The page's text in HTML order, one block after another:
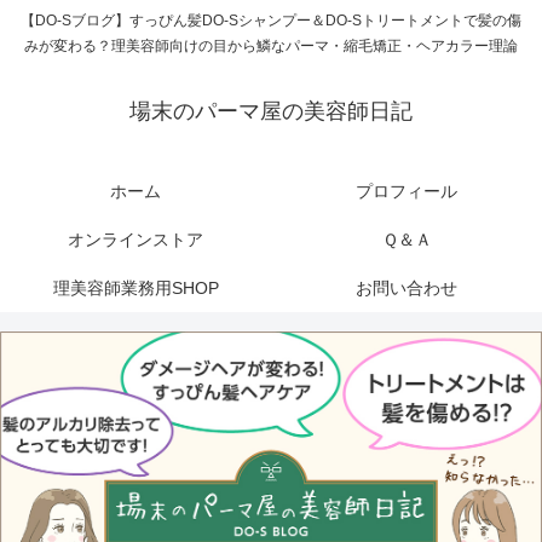
【DO-Sブログ】すっぴん髪DO-Sシャンプー＆DO-Sトリートメントで髪の傷
みが変わる？理美容師向けの目から鱗なパーマ・縮毛矯正・ヘアカラー理論
場末のパーマ屋の美容師日記
ホーム プロフィール
オンラインストア Ｑ＆Ａ
理美容師業務用SHOP お問い合わせ